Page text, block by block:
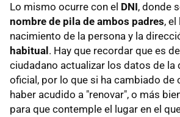
Lo mismo ocurre con el DNI, donde
nombre de pila de ambos padres, el
nacimiento de la persona y la
habitual . Hay que recordar que es
ciudadano actualizar los datos de la
oficial, por lo que si ha cambiado de
haber acudido a "renovar", o más
para que contemple el lugar en el